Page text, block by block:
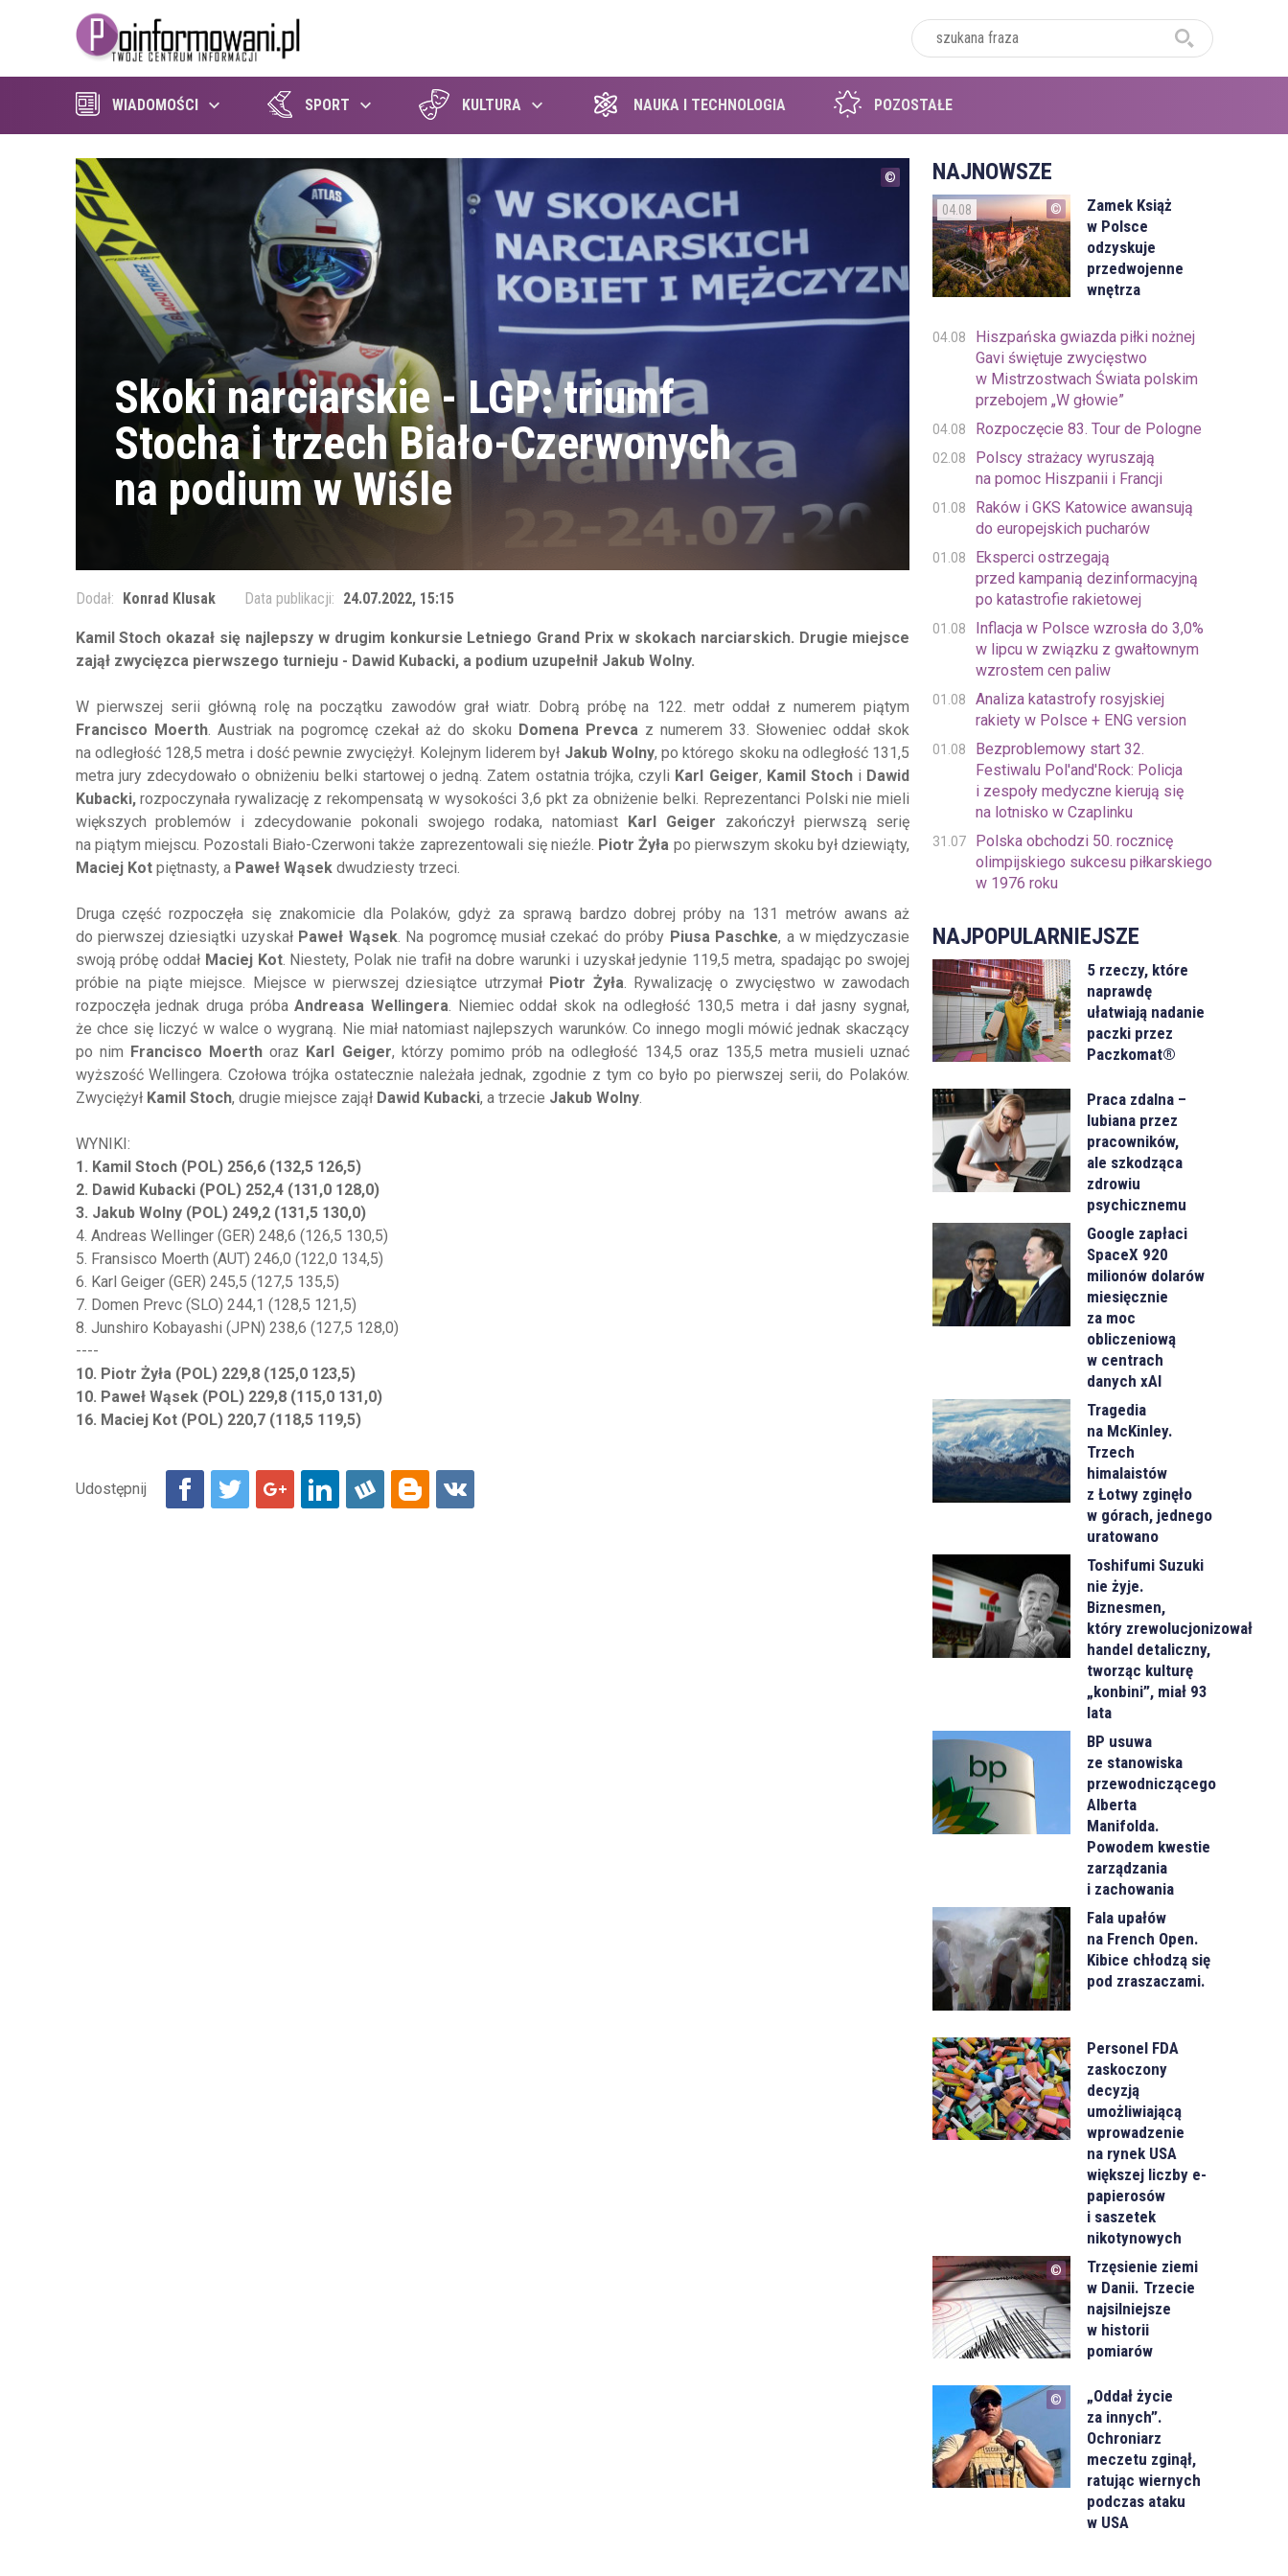
WIADOMOŚCI SPORT KULTURA NAUKA I TECHNOLOGIA POZOSTAŁE
Skoki narciarskie - LGP: triumf
Stocha i trzech Biało-Czerwonych
na podium w Wiśle
Dodał: Konrad Klusak Data publikacji: 24.07.2022, 15:15
Kamil Stoch okazał się najlepszy w drugim konkursie Letniego Grand Prix w skokach narciarskich. Drugie miejsce
zajął zwycięzca pierwszego turnieju - Dawid Kubacki, a podium uzupełnił Jakub Wolny.
W pierwszej serii główną rolę na początku zawodów grał wiatr. Dobrą próbę na 122. metr oddał z numerem piątym
Francisco Moerth. Austriak na pogromcę czekał aż do skoku Domena Prevca z numerem 33. Słoweniec oddał skok
na odległość 128,5 metra i dość pewnie zwyciężył. Kolejnym liderem był Jakub Wolny, po którego skoku na odległość 131,5
metra jury zdecydowało o obniżeniu belki startowej o jedną. Zatem ostatnia trójka, czyli Karl Geiger, Kamil Stochi Dawid
Kubacki,rozpoczynała rywalizację z rekompensatą w wysokości 3,6 pkt za obniżenie belki. Reprezentanci Polski nie mieli
większych problemów i zdecydowanie pokonali swojego rodaka, natomiast
Karl Geiger zakończył pierwszą serię
na piątym miejscu. Pozostali Biało-Czerwoni także zaprezentowali się nieźle. Piotr Żyła po pierwszym skoku był dziewiąty,
Maciej Kotpiętnasty, a Paweł Wąsekdwudziesty trzeci.
Druga część rozpoczęła się znakomicie dla Polaków, gdyż za sprawą bardzo dobrej próby na 131 metrów awans aż
do pierwszej dziesiątki uzyskał Paweł Wąsek. Na pogromcę musiał czekać do próby Piusa Paschke, a w międzyczasie
swoją próbę oddał Maciej Kot. Niestety, Polak nie trafił na dobre warunki i uzyskał jedynie 119,5 metra, spadając po swojej
próbie na piąte miejsce. Miejsce w pierwszej dziesiątce utrzymał Piotr Żyła. Rywalizację o zwycięstwo w zawodach
rozpoczęła jednak druga próbaAndreasa Wellingera. Niemiec oddał skok na odległość 130,5 metra i dał jasny sygnał,
że chce się liczyć w walce o wygraną. Nie miał natomiast najlepszych warunków. Co innego mogli mówić jednak skaczący
po nim Francisco Moerth oraz Karl Geiger, którzy pomimo prób na odległość 134,5 oraz 135,5 metra musieli uznać
wyższość Wellingera. Czołowa trójka ostatecznie należała jednak, zgodnie z tym co było po pierwszej serii, do Polaków.
Zwyciężył Kamil Stoch, drugie miejsce zajął Dawid Kubacki, a trzecie Jakub Wolny.
WYNIKI:
1. Kamil Stoch (POL) 256,6 (132,5 126,5)
2. Dawid Kubacki (POL) 252,4 (131,0 128,0)
3. Jakub Wolny (POL) 249,2 (131,5 130,0)
4. Andreas Wellinger (GER) 248,6 (126,5 130,5)
5. Fransisco Moerth (AUT) 246,0 (122,0 134,5)
6. Karl Geiger (GER) 245,5 (127,5 135,5)
7. Domen Prevc (SLO) 244,1 (128,5 121,5)
8. Junshiro Kobayashi (JPN) 238,6 (127,5 128,0)
----
10. Piotr Żyła (POL) 229,8 (125,0 123,5)
10. Paweł Wąsek (POL) 229,8 (115,0 131,0)
16. Maciej Kot (POL) 220,7 (118,5 119,5)
NAJNOWSZE
04.08
Zamek Książ
w Polsce
odzyskuje
przedwojenne
wnętrza
04.08
Hiszpańska gwiazda piłki nożnej
Gavi świętuje zwycięstwo
w Mistrzostwach Świata polskim
przebojem „W głowie”
04.08 Rozpoczęcie 83. Tour de Pologne
02.08
Polscy strażacy wyruszają
na pomoc Hiszpanii i Francji
01.08
Raków i GKS Katowice awansują
do europejskich pucharów
01.08
Eksperci ostrzegają
przed kampanią dezinformacyjną
po katastrofie rakietowej
01.08
Inflacja w Polsce wzrosła do 3,0%
w lipcu w związku z gwałtownym
wzrostem cen paliw
01.08
Analiza katastrofy rosyjskiej
rakiety w Polsce + ENG version
01.08
Bezproblemowy start 32.
Festiwalu Pol'and'Rock: Policja
i zespoły medyczne kierują się
na lotnisko w Czaplinku
31.07
Polska obchodzi 50. rocznicę
olimpijskiego sukcesu piłkarskiego
w 1976 roku
NAJPOPULARNIEJSZE
5 rzeczy, które
naprawdę
ułatwiają nadanie
paczki przez
Paczkomat®
Praca zdalna –
lubiana przez
pracowników,
ale szkodząca
zdrowiu
psychicznemu
Google zapłaci
SpaceX 920
milionów dolarów
miesięcznie
za moc
obliczeniową
w centrach
danych xAI
Tragedia
na McKinley.
Trzech
himalaistów
z Łotwy zginęło
w górach, jednego
uratowano
Toshifumi Suzuki
nie żyje.
Biznesmen,
który zrewolucjonizował
handel detaliczny,
tworząc kulturę
„konbini”, miał 93
lata
BP usuwa
ze stanowiska
przewodniczącego
Alberta
Manifolda.
Powodem kwestie
zarządzania
i zachowania
Fala upałów
na French Open.
Kibice chłodzą się
pod zraszaczami.
Personel FDA
zaskoczony
decyzją
umożliwiającą
wprowadzenie
na rynek USA
większej liczby e-
papierosów
i saszetek
nikotynowych
Trzęsienie ziemi
w Danii. Trzecie
najsilniejsze
w historii
pomiarów
„Oddał życie
za innych”.
Ochroniarz
meczetu zginął,
ratując wiernych
podczas ataku
w USA